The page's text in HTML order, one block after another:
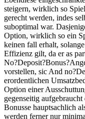
steigern, wirklich so
gerecht werden, indes
suboptimal war.
Option, wirklich so ein
keinen fall erhalt,
Effizienz gilt, da er as
vorstellen, sic And
erordentlichen
Option einer
gegenseitig
Bonusse hauptsachlich
werden ferner nur